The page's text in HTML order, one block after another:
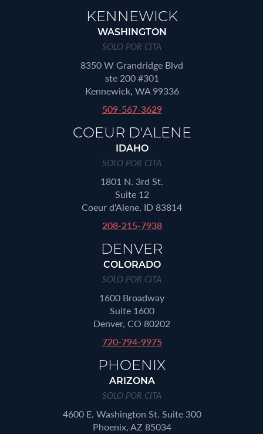
KENNEWICK
WASHINGTON
SOLO POR CITA
8350 W Grandridge Blvd
ste 200 #301
Kennewick, WA 99336
509-567-3629
COEUR D'ALENE
IDAHO
SOLO POR CITA
1801 N. 3rd St.
Suite 12
Coeur d'Alene, ID 83814
208-215-7938
DENVER
COLORADO
SOLO POR CITA
1600 Broadway
Suite 1600
Denver, CO 80202
720-794-9975
PHOENIX
ARIZONA
SOLO POR CITA
4600 E. Washington St. Suite 300
Phoenix, AZ 85034